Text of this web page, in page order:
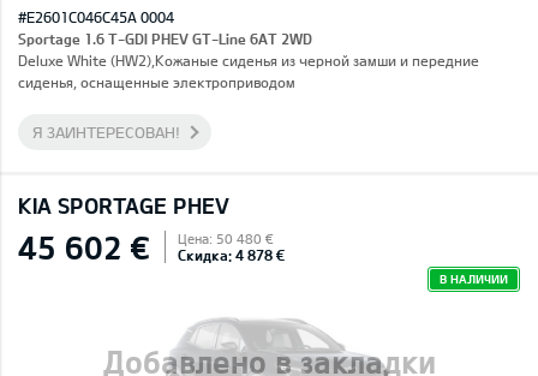
#E2601C046C45A 0004
Sportage 1.6 T-GDI PHEV GT-Line 6AT 2WD
Deluxe White (HW2),Кожаные сиденья из черной замши и передние
сиденья, оснащенные электроприводом
Я ЗАИНТЕРЕСОВАН!
KIA SPORTAGE PHEV
Добавлено в закладки
45 602 € Цена: 50 480 €
Скидка: 4 878 €
В НАЛИЧИИ